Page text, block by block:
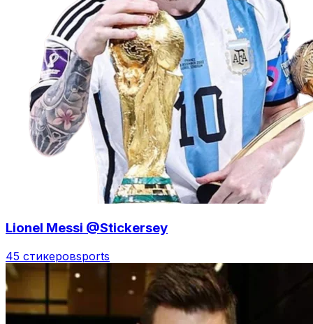
Lionel Messi @Stickersey
45 стикеровsports